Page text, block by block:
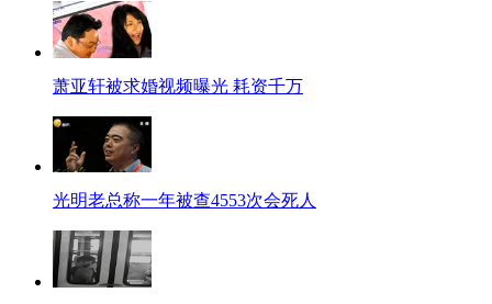
萧亚轩被求婚视频曝光 耗资千万
光明老总称一年被查4553次会死人